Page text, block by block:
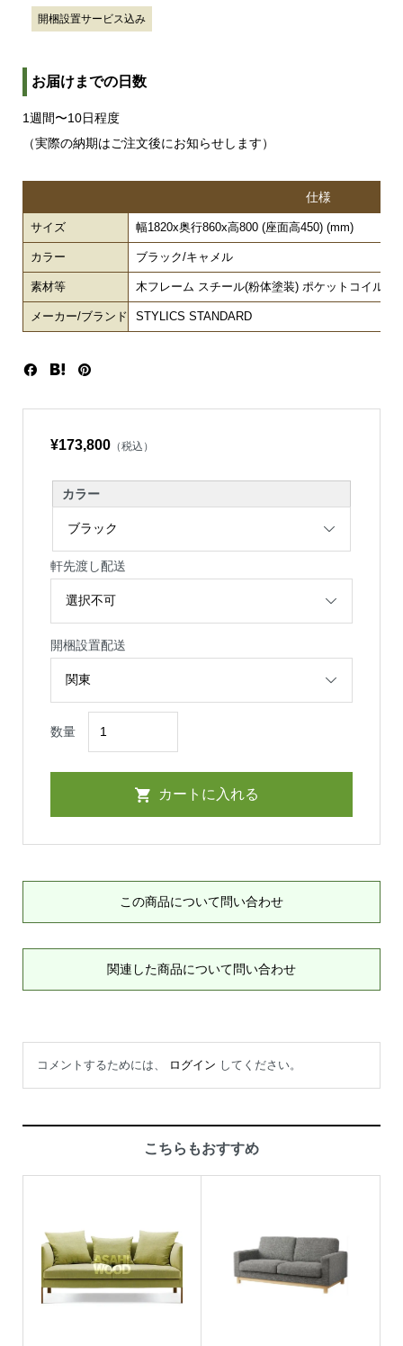
開梱設置サービス込み
お届けまでの日数
1週間〜10日程度
（実際の納期はご注文後にお知らせします）
仕様
サイズ 幅1820x奥行860x高800 (座面高450) (mm)
カラー ブラック/キャメル
素材等 木フレーム スチール(粉体塗装) ポケットコイル
メーカー/ブランド STYLICS STANDARD
¥173,800（税込）
カラー
軒先渡し配送
開梱設置配送
数量
この商品について問い合わせ
関連した商品について問い合わせ
コメントするためには、 ログイン してください。
こちらもおすすめ